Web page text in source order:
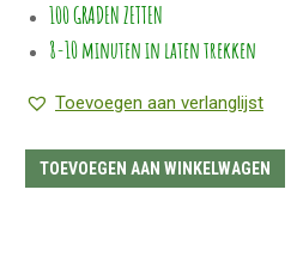
productpagina
100 GRADEN ZETTEN
8-10 minuten in laten trekken
Toevoegen aan verlanglijst
TOEVOEGEN AAN WINKELWAGEN